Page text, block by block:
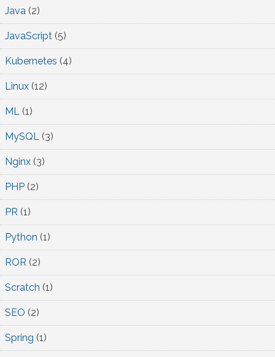
Java (2)
JavaScript (5)
Kubernetes (4)
Linux (12)
ML (1)
MySQL (3)
Nginx (3)
PHP (2)
PR (1)
Python (1)
ROR (2)
Scratch (1)
SEO (2)
Spring (1)